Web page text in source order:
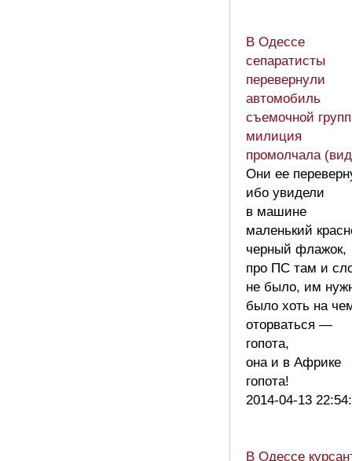
В Одессе
сепаратисты
перевернули
автомобиль
съемочной
милиция
промолчала
Они ее
ибо увидели
в машине
маленький
черный флажок,
про ПС там и
не было, им
было хоть на
оторваться —
гопота,
она и в Африке
гопота!
2014-04-13
В Одессе